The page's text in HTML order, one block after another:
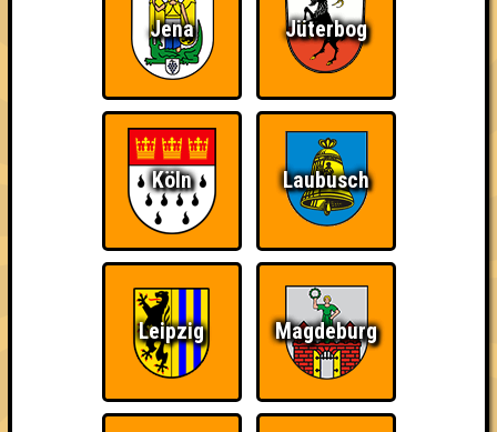
Wiederzehn macht
Teil der Oberschicht Knapp daneben!
So kurz vorm Sieg!
Jena Jüterbog
Köln Laubusch
Leipzig Magdeburg